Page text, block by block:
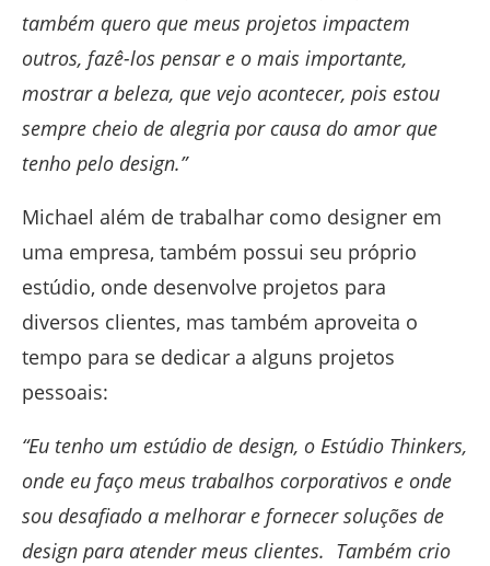
também quero que meus projetos impactem
outros, fazê-los pensar e o mais importante,
mostrar a beleza, que vejo acontecer, pois estou
sempre cheio de alegria por causa do amor que
tenho pelo design.”
Michael além de trabalhar como designer em
uma empresa, também possui seu próprio
estúdio, onde desenvolve projetos para
diversos clientes, mas também aproveita o
tempo para se dedicar a alguns projetos
pessoais:
“Eu tenho um estúdio de design, o Estúdio Thinkers,
onde eu faço meus trabalhos corporativos e onde
sou desafiado a melhorar e fornecer soluções de
design para atender meus clientes. Também crio